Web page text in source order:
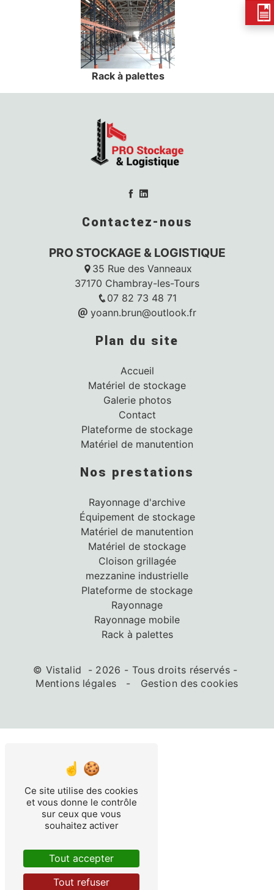
Rack à palettes
Contactez-nous
PRO STOCKAGE & LOGISTIQUE
35 Rue des Vanneaux
37170 Chambray-les-Tours
07 82 73 48 71
yoann.brun@outlook.fr
Plan du site
Accueil
Matériel de stockage
Galerie photos
Contact
Plateforme de stockage
Matériel de manutention
Nos prestations
Rayonnage d'archive
Équipement de stockage
Matériel de manutention
Matériel de stockage
Cloison grillagée
mezzanine industrielle
Plateforme de stockage
Rayonnage
Rayonnage mobile
Rack à palettes
© Vistalid
- 2026 - Tous droits réservés -
Mentions légales
- Gestion des cookies
Ce site utilise des cookies
et vous donne le contrôle
sur ceux que vous
souhaitez activer
Tout accepter
Tout refuser